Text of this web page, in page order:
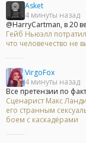
Asket
4 минуты назад
@HarryCartman, в 20
Гейб Ньюэлл
что человечество не
VirgoFox
4 минуты назад
Все претензии по
Сценарист Макс
его странным
боем с каскадёрами